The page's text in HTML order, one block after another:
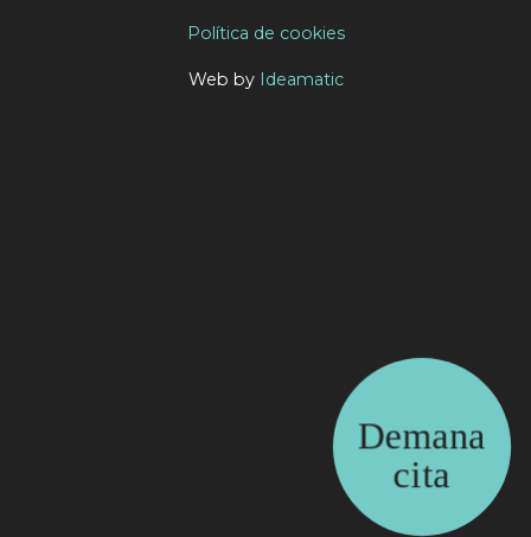
Demana
cita
Política de cookies
Web by Ideamatic